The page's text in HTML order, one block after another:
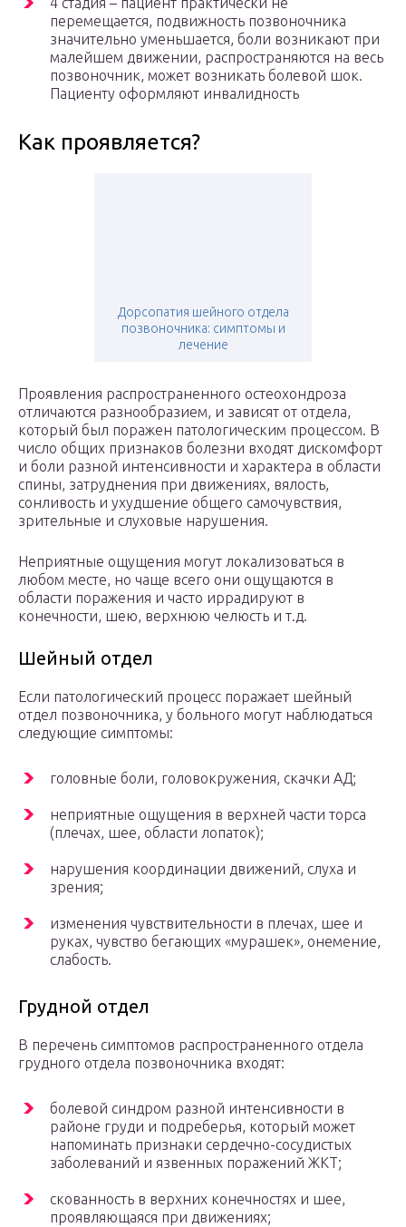
перемещается, подвижность позвоночника
значительно уменьшается, боли возникают при
малейшем движении, распространяются на весь
позвоночник, может возникать болевой шок.
Пациенту оформляют инвалидность
Как проявляется?
Дорсопатия шейного отдела
позвоночника: симптомы и
лечение
Проявления распространенного остеохондроза
отличаются разнообразием, и зависят от отдела,
который был поражен патологическим процессом. В
число общих признаков болезни входят дискомфорт
и боли разной интенсивности и характера в области
спины, затруднения при движениях, вялость,
сонливость и ухудшение общего самочувствия,
зрительные и слуховые нарушения.
Неприятные ощущения могут локализоваться в
любом месте, но чаще всего они ощущаются в
области поражения и часто иррадируют в
конечности, шею, верхнюю челюсть и т.д.
Шейный отдел
Если патологический процесс поражает шейный
отдел позвоночника, у больного могут наблюдаться
следующие симптомы:
головные боли, головокружения, скачки АД;
неприятные ощущения в верхней части торса
(плечах, шее, области лопаток);
нарушения координации движений, слуха и
зрения;
изменения чувствительности в плечах, шее и
руках, чувство бегающих «мурашек», онемение,
слабость.
Грудной отдел
В перечень симптомов распространенного отдела
грудного отдела позвоночника входят:
болевой синдром разной интенсивности в
районе груди и подреберья, который может
напоминать признаки сердечно-сосудистых
заболеваний и язвенных поражений ЖКТ;
скованность в верхних конечностях и шее,
проявляющаяся при движениях;